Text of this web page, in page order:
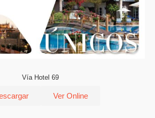
Vía Hotel 69
Ver Online